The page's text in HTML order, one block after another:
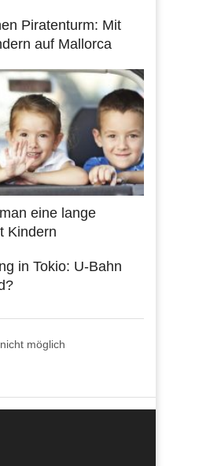
Piratenturm: Mit
auf Mallorca
eine lange
Kindern
in Tokio: U-Bahn
möglich